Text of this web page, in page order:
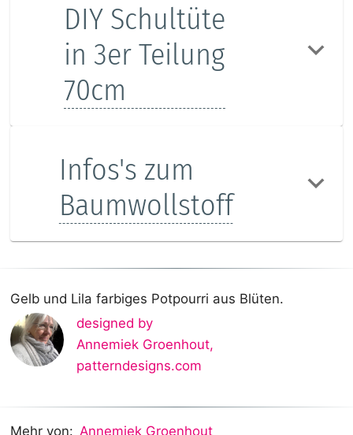
DIY Schultüte
in 3er Teilung
70cm
Infos's zum
Baumwollstoff
Gelb und Lila farbiges Potpourri aus Blüten.
designed by
Annemiek Groenhout,
patterndesigns.com
Mehr von: Annemiek Groenhout